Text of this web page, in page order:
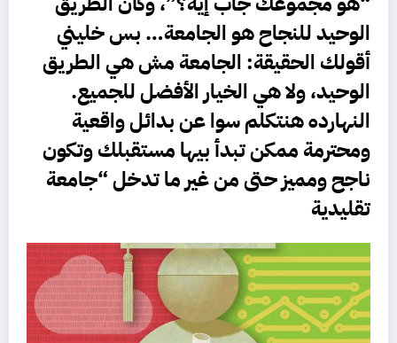
الوحيد للنجاح هو الجامعة… بس خليني
أقولك الحقيقة: الجامعة مش هي الطريق
الوحيد، ولا هي الخيار الأفضل للجميع.
النهارده هنتكلم سوا عن بدائل واقعية
ومحترمة ممكن تبدأ بيها مستقبلك وتكون
ناجح ومميز حتى من غير ما تدخل “جامعة
تقليدية